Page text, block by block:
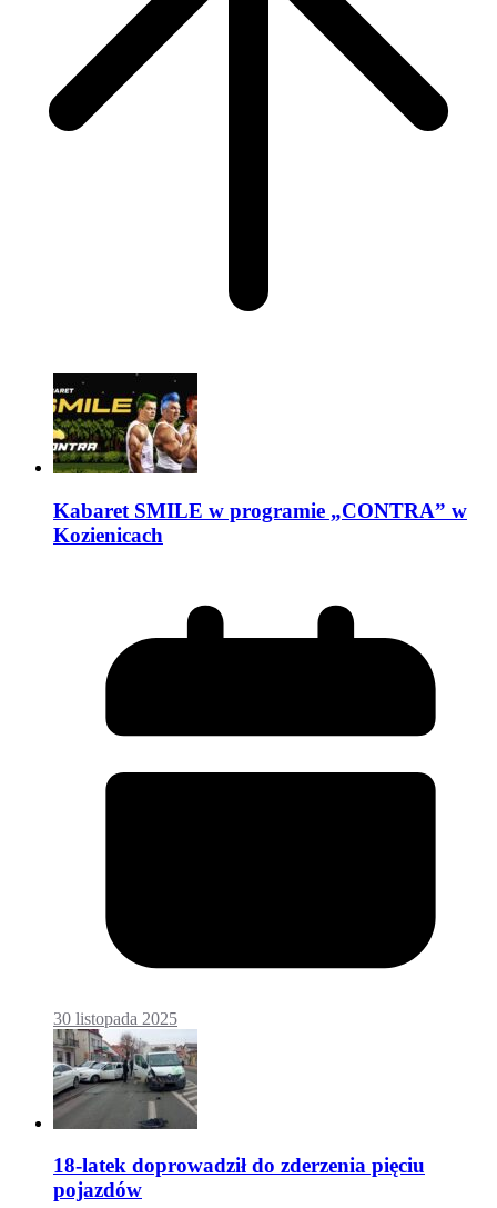
Kabaret SMILE w programie „CONTRA” w
Kozienicach
30 listopada 2025
18-latek doprowadził do zderzenia pięciu
pojazdów